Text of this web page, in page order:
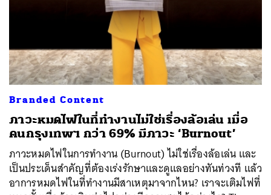
Branded Content
ภาวะหมดไฟในที่ทำงานไม่ใช่เรื่องล้อเล่น เมื่อ
คนกรุงเทพฯ กว่า 69% มีภาวะ ‘Burnout’
ภาวะหมดไฟในการทำงาน (Burnout) ไม่ใช่เรื่องล้อเล่น และ
เป็นประเด็นสำคัญที่ต้องเร่งรักษาและดูแลอย่างทันท่วงที แล้ว
อาการหมดไฟในที่ทำงานมีสาเหตุมาจากไหน? เราจะเติมไฟที่